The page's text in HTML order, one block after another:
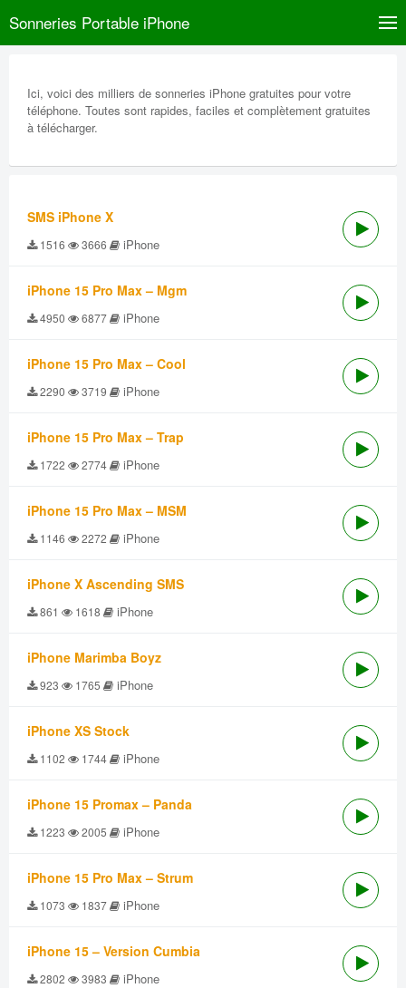
Sonneries Portable iPhone
Ici, voici des milliers de sonneries iPhone gratuites pour votre
téléphone. Toutes sont rapides, faciles et complètement gratuites
à télécharger.
SMS iPhone X
1516 3666 iPhone
iPhone 15 Pro Max – Mgm
4950 6877 iPhone
iPhone 15 Pro Max – Cool
2290 3719 iPhone
iPhone 15 Pro Max – Trap
1722 2774 iPhone
iPhone 15 Pro Max – MSM
1146 2272 iPhone
iPhone X Ascending SMS
861 1618 iPhone
iPhone Marimba Boyz
923 1765 iPhone
iPhone XS Stock
1102 1744 iPhone
iPhone 15 Promax – Panda
1223 2005 iPhone
iPhone 15 Pro Max – Strum
1073 1837 iPhone
iPhone 15 – Version Cumbia
2802 3983 iPhone